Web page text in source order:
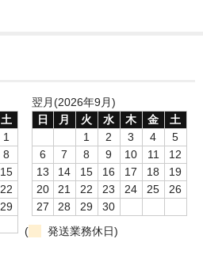
土
1
8
15
22
29
翌月(2026年9月)
日
月 火 水 木 金
土
1
2 3 4
5
6
7 8 9 10 11
12
13
14 15 16 17 18
19
20
21 22 23 24 25
26
27
28 29
30
(
発送業務休日)